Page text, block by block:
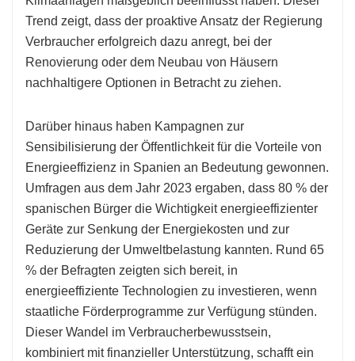
Trend zeigt, dass der proaktive Ansatz der Regierung
Verbraucher erfolgreich dazu anregt, bei der
Renovierung oder dem Neubau von Häusern
nachhaltigere Optionen in Betracht zu ziehen.
Darüber hinaus haben Kampagnen zur
Sensibilisierung der Öffentlichkeit für die Vorteile von
Energieeffizienz in Spanien an Bedeutung gewonnen.
Umfragen aus dem Jahr 2023 ergaben, dass 80 % der
spanischen Bürger die Wichtigkeit energieeffizienter
Geräte zur Senkung der Energiekosten und zur
Reduzierung der Umweltbelastung kannten. Rund 65
% der Befragten zeigten sich bereit, in
energieeffiziente Technologien zu investieren, wenn
staatliche Förderprogramme zur Verfügung stünden.
Dieser Wandel im Verbraucherbewusstsein,
kombiniert mit finanzieller Unterstützung, schafft ein